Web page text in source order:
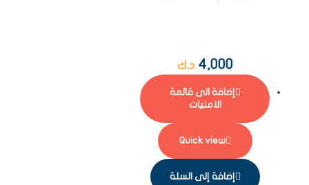
4,000 د.ك
إضافة الى قائمة
الامنيات
Quick view
إضافة إلى السلة